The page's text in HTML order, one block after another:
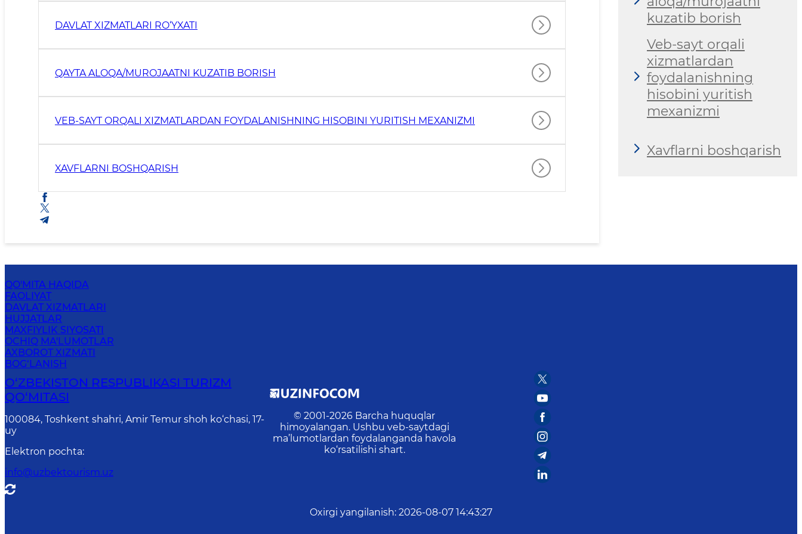
DAVLAT XIZMATLARI RO‘YXATI
QAYTA ALOQA/MUROJAATNI KUZATIB BORISH
VEB-SAYT ORQALI XIZMATLARDAN FOYDALANISHNING HISOBINI YURITISH MEXANIZMI
XAVFLARNI BOSHQARISH
kuzatib borish
Veb-sayt orqali
xizmatlardan
foydalanishning
hisobini yuritish
mexanizmi
Xavflarni boshqarish
QO'MITA HAQIDA
FAOLIYAT
DAVLAT XIZMATLARI
HUJJATLAR
MAXFIYLIK SIYOSATI
OCHIQ MA'LUMOTLAR
AXBOROT XIZMATI
BOG‘LANISH
O‘ZBEKISTON RESPUBLIKASI TURIZM
QO‘MITASI
100084, Toshkent shahri, Amir Temur shoh ko‘chasi, 17-
uy
Elektron pochta:
info@uzbektourism.uz
© 2001-2026 Barcha huquqlar
himoyalangan. Ushbu veb-saytdagi
ma’lumotlardan foydalanganda havola
ko‘rsatilishi shart.
Oxirgi yangilanish: 2026-08-07 14:43:27